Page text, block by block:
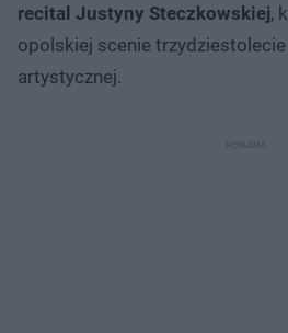
recital Justyny Steczkowskiej,
opolskiej scenie
artystycznej.